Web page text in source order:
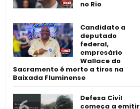
no Rio
Candidato a
deputado
federal,
empresário
Wallace do
Sacramento é morto a tiros na
Baixada Fluminense
Defesa Civil
começa a emitir